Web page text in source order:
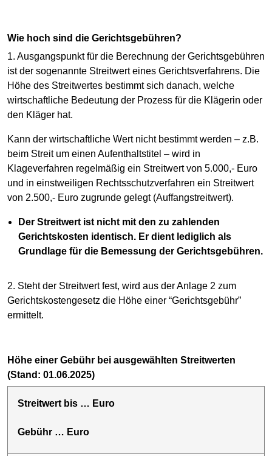
Wie hoch sind die Gerichtsgebühren?
1. Ausgangspunkt für die Berechnung der Gerichtsgebühren
ist der sogenannte Streitwert eines Gerichtsverfahrens. Die
Höhe des Streitwertes bestimmt sich danach, welche
wirtschaftliche Bedeutung der Prozess für die Klägerin oder
den Kläger hat.
Kann der wirtschaftliche Wert nicht bestimmt werden – z.B.
beim Streit um einen Aufenthaltstitel – wird in
Klageverfahren regelmäßig ein Streitwert von 5.000,- Euro
und in einstweiligen Rechtsschutzverfahren ein Streitwert
von 2.500,- Euro zugrunde gelegt (Auffangstreitwert).
Der Streitwert ist nicht mit den zu zahlenden
Gerichtskosten identisch. Er dient lediglich als
Grundlage für die Bemessung der Gerichtsgebühren.
2. Steht der Streitwert fest, wird aus der Anlage 2 zum
Gerichtskostengesetz die Höhe einer “Gerichtsgebühr”
ermittelt.
Höhe einer Gebühr bei ausgewählten Streitwerten
(Stand: 01.06.2025)
Streitwert bis … Euro
Gebühr … Euro